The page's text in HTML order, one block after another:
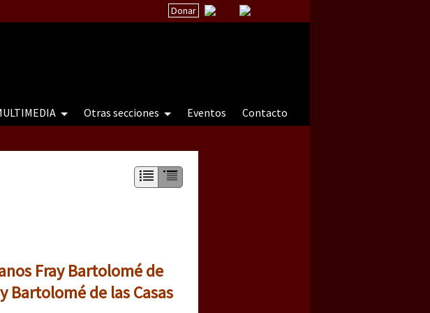
Donar
Otras secciones Eventos
Contacto
Fray Bartolomé de
Bartolomé de las Casas